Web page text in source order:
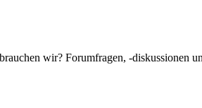
wir? Forumfragen, -diskussionen